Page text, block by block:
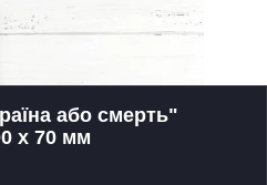
або смерть"
х 70 мм